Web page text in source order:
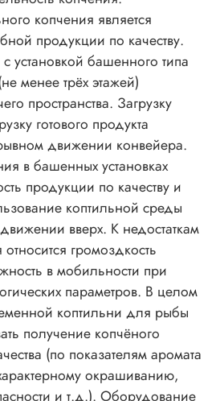
копчения является
продукции по качеству.
установкой башенного типа
менее трёх этажей)
пространства. Загрузку
готового продукта
движении конвейера.
в башенных установках
продукции по качеству и
коптильной среды
вверх. К недостаткам
громоздкость
в мобильности при
параметров. В целом
коптильни для рыбы
получение копчёного
(по показателям аромата
окрашиванию,
и т.д.). Оборудование